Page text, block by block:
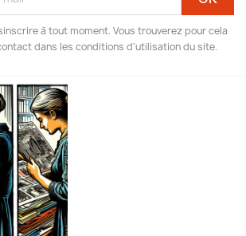
à tout moment. Vous trouverez pour cela
dans les conditions d'utilisation du site.